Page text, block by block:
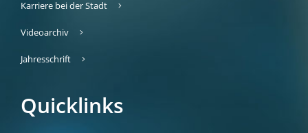
Karriere bei der Stadt
Videoarchiv
Jahresschrift
Quicklinks